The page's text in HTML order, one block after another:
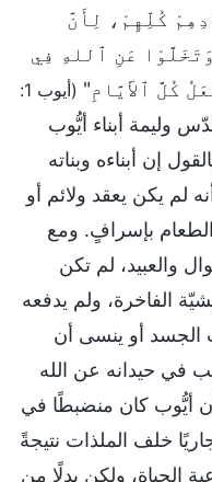
كُلِّهِمْ، لِأَنَّ
عَنِ ٱللهِ فِي
كُلَّ ٱلأَيَّامِ"
(أيوب 1:
وليمة أبناء أيُّوب
إن أبناءه وبناته
لم يكن يعقد ولائم أو
الطعام بإسرافٍ. ومع
والعبيد، لم تكن
الفاخرة، ولم يدفعه
الجسد أو ينسى أن
في حيدانه عن الله
أيُّوب كان منضبطًا في
خلف الملذات نتيجةً
الحياة، ولكن بدلًا من